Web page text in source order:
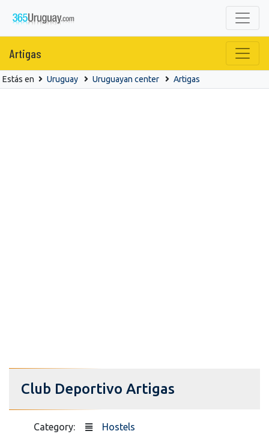
Artigas
Estás en Uruguay Uruguayan center Artigas
Club Deportivo Artigas
Category: Hostels